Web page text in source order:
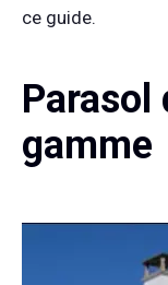
ce guide.
Parasol
gamme